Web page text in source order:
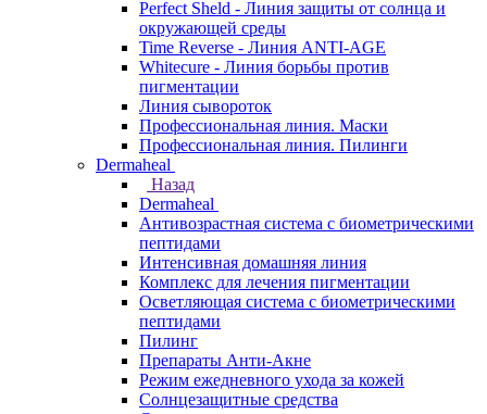
Perfect Sheld - Линия защиты от солнца и
окружающей среды
Time Reverse - Линия ANTI-AGE
Whitecure - Линия борьбы против
пигментации
Линия сывороток
Профессиональная линия. Маски
Профессиональная линия. Пилинги
Dermaheal
Назад
Dermaheal
Антивозрастная система с биометрическими
пептидами
Интенсивная домашняя линия
Комплекс для лечения пигментации
Осветляющая система с биометрическими
пептидами
Пилинг
Препараты Анти-Акне
Режим ежедневного ухода за кожей
Солнцезащитные средства